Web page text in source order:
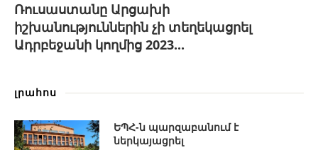
Ռուսաստանը Արցախի
իշխանություններին չի տեղեկացրել
Ադրբեջանի կողմից 2023...
լրահոս
ԵՊՀ-ն պարզաբանում է
ներկայացրել